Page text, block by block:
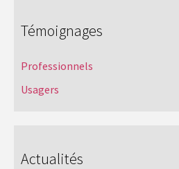
Témoignages
Professionnels
Usagers
Actualités